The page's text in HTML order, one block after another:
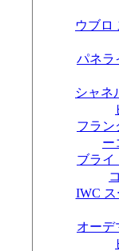
ウブロ
パネラ
シャネ
フラン
ー
ブライ
IWC ス
オーデ